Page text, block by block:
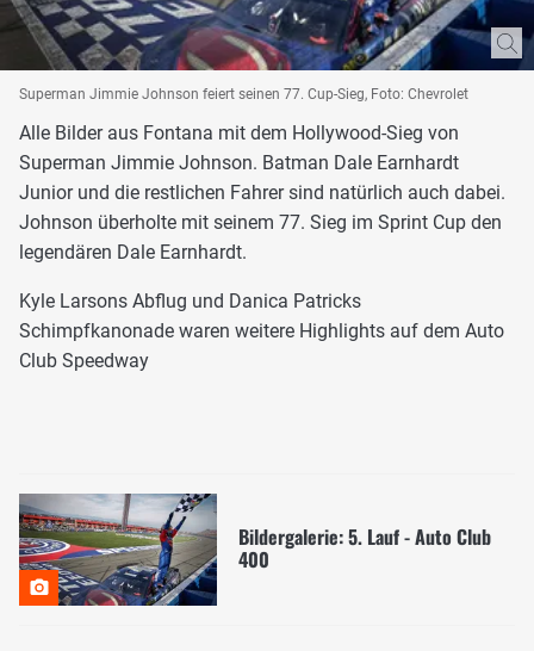
Superman Jimmie Johnson feiert seinen 77. Cup-Sieg, Foto: Chevrolet
Alle Bilder aus Fontana mit dem Hollywood-Sieg von
Superman Jimmie Johnson. Batman Dale Earnhardt
Junior und die restlichen Fahrer sind natürlich auch dabei.
Johnson überholte mit seinem 77. Sieg im Sprint Cup den
legendären Dale Earnhardt.
Kyle Larsons Abflug und Danica Patricks
Schimpfkanonade waren weitere Highlights auf dem Auto
Club Speedway
Bildergalerie: 5. Lauf - Auto Club
400